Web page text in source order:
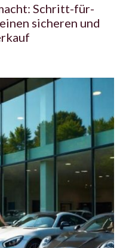
Schritt-für-
sicheren und